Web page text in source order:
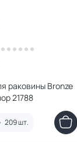
раковины Bronze
21788
209 шт.